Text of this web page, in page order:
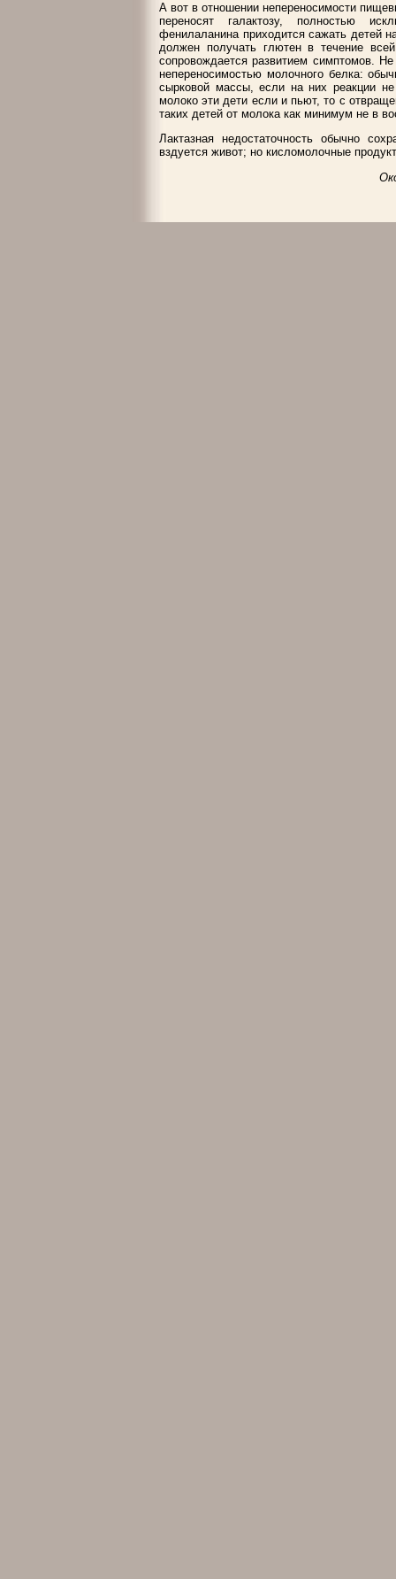
А вот в отношении непереносимости
переносят галактозу, полностью
фенилаланина приходится сажать детей
должен получать глютен в течение
сопровождается развитием симптомов.
непереносимостью молочного белка:
сырковой массы, если на них реакции
молоко эти дети если и пьют, то с
таких детей от молока как минимум не в
Лактазная недостаточность обычно
вздуется живот; но кисломолочные